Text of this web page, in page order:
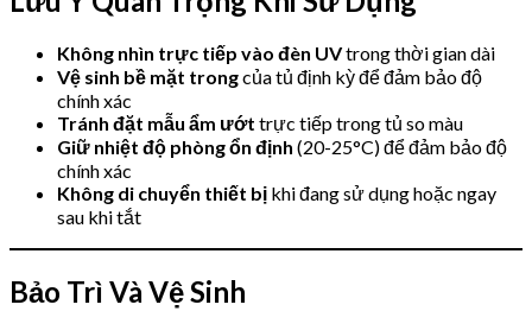
Không nhìn trực tiếp vào đèn UVtrong thời gian dài
Vệ sinh bề mặt trongcủa tủ định kỳ để đảm bảo độ
chính xác
Tránh đặt mẫu ẩm ướt trực tiếp trong tủ so màu
Giữ nhiệt độ phòng ổn định (20-25°C) để đảm bảo độ
chính xác
Không di chuyển thiết bị khi đang sử dụng hoặc ngay
sau khi tắt
Bảo Trì Và Vệ Sinh